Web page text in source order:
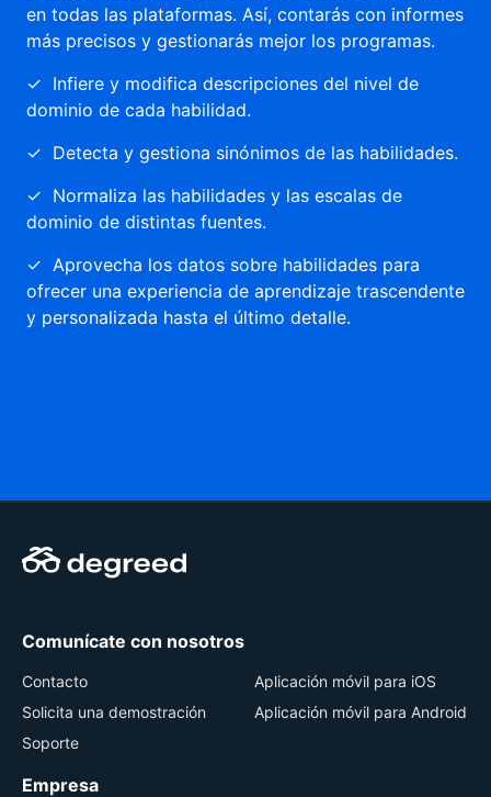
en todas las plataformas. Así, contarás con informes
más precisos y gestionarás mejor los programas.
✓ Infiere y modifica descripciones del nivel de
dominio de cada habilidad.
✓ Detecta y gestiona sinónimos de las habilidades.
✓ Normaliza las habilidades y las escalas de
dominio de distintas fuentes.
✓ Aprovecha los datos sobre habilidades para
ofrecer una experiencia de aprendizaje trascendente
y personalizada hasta el último detalle.
Comunícate con nosotros
Contacto
Solicita una demostración
Soporte
Aplicación móvil para iOS
Aplicación móvil para Android
Empresa